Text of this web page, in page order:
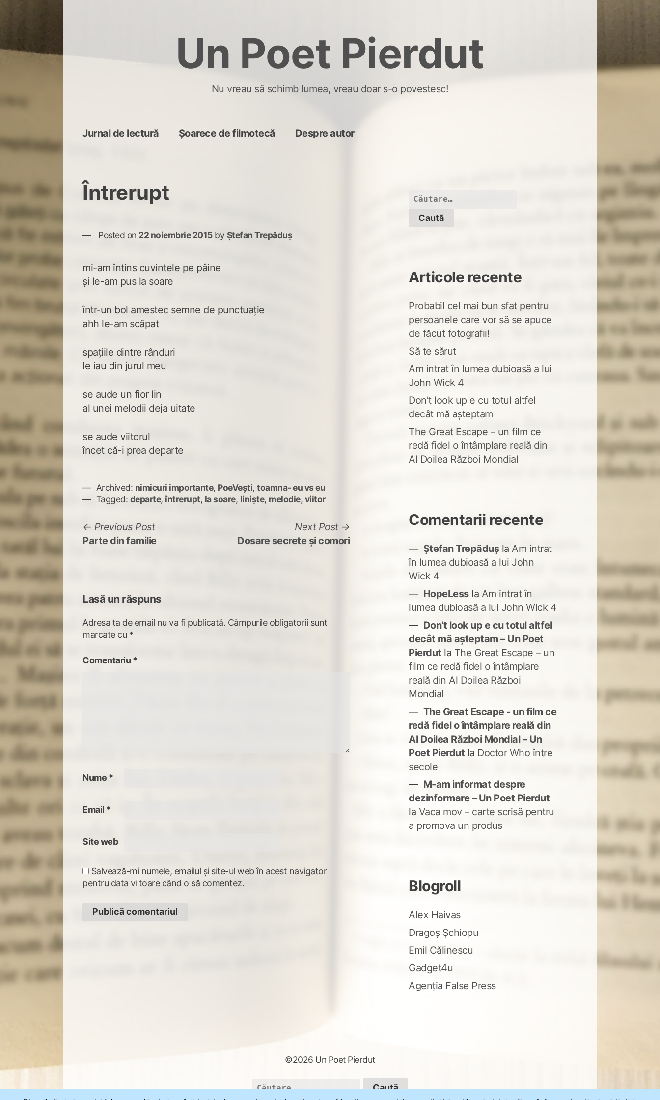
Un Poet Pierdut
Nu vreau să schimb lumea, vreau doar s-o povestesc!
Jurnal de lectură Șoarece de filmotecă Despre autor
Întrerupt
Posted on 22 noiembrie 2015by Ștefan Trepăduș
mi-am întins cuvintele pe pâine
și le-am pus la soare
într-un bol amestec semne de punctuație
ahh le-am scăpat
spațiile dintre rânduri
le iau din jurul meu
se aude un fior lin
al unei melodii deja uitate
se aude viitorul
încet că-i prea departe
Archived: nimicuri importante, PoeVești,toamna- eu vs eu
Tagged: departe,întrerupt, la soare, liniște, melodie, viitor
Navigare
în
Previous PostPrevious
post:
Parte din familie
Next Post
post:
Dosare secrete și comori
Lasă un răspuns
Adresa ta de email nu va fi publicată. Câmpurile obligatorii sunt
marcate cu *
Comentariu *
Nume *
Email *
Site web
Salvează-mi numele, emailul și site-ul web în acest navigator
pentru data viitoare când o să comentez.
Caută
Articole recente
Probabil cel mai bun sfat pentru
persoanele care vor să se apuce
de făcut fotografii!
Să te sărut
Am intrat în lumea dubioasă a lui
John Wick 4
Don’t look up e cu totul altfel
decât mă așteptam
The Great Escape – un film ce
redă fidel o întâmplare reală din
Al Doilea Război Mondial
Comentarii recente
Ștefan Trepădușla Am intrat
în lumea dubioasă a lui John
Wick 4
HopeLessla Am intrat în
lumea dubioasă a lui John Wick 4
Don't look up e cu totul altfel
decât mă așteptam – Un Poet
Pierdut la The Great Escape – un
film ce redă fidel o întâmplare
reală din Al Doilea Război
Mondial
The Great Escape - un film ce
redă fidel o întâmplare reală din
Al Doilea Război Mondial – Un
Poet Pierdut la Doctor Who între
secole
M-am informat despre
dezinformare – Un Poet Pierdut
la Vaca mov – carte scrisă pentru
a promova un produs
Blogroll
Alex Haivas
Dragoș Șchiopu
Emil Călinescu
Gadget4u
Agenția False Press
©2026 Un Poet Pierdut
Caută